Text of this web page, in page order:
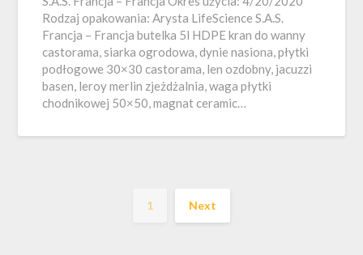
Rodzaj opakowania: Arysta LifeScience S.A.S.
Francja – Francja butelka 5l HDPE kran do wanny
castorama, siarka ogrodowa, dynie nasiona, płytki
podłogowe 30×30 castorama, len ozdobny, jacuzzi
basen, leroy merlin zjeżdżalnia, waga płytki
chodnikowej 50×50, magnat ceramic…
1 Next